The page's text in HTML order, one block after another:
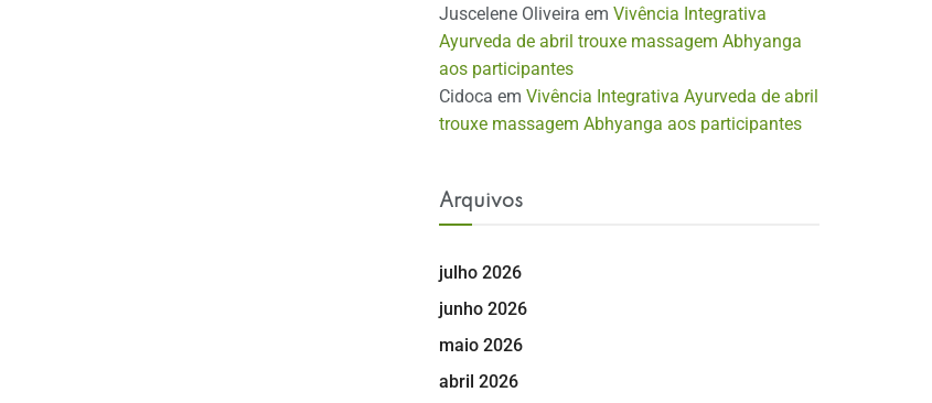
Juscelene Oliveira em Vivência Integrativa
Ayurveda de abril trouxe massagem Abhyanga
aos participantes
Cidoca em Vivência Integrativa Ayurveda de abril
trouxe massagem Abhyanga aos participantes
Arquivos
julho 2026
junho 2026
maio 2026
abril 2026